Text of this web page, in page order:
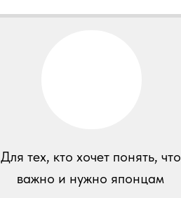
Для тех, кто хочет понять, что
важно и нужно японцам